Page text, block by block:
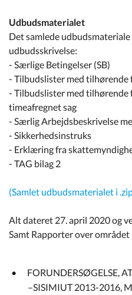
Udbudsmaterialet
Det samlede
udbudsskrivelse:
- Særlige Betingelser (SB)
- Tilbudslister med
- Tilbudslister med
timeafregnet sag
- Særlig Arbejdsbeskrivelse
- Sikkerhedsinstruks
- Erklæring fra
- TAG bilag 2
(Samlet udbudsmaterialet i
Alt dateret 27. april 2020 og
Samt Rapporter over området
FORUNDERSØGELSE,
–SISIMIUT 2013-2016,